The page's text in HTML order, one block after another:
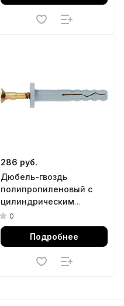
286 руб.
Дюбель-гвоздь
полипропиленовый с
цилиндрическим
бортиком 8 х 120 мм, 100
шт Сибртех
0
Подробнее